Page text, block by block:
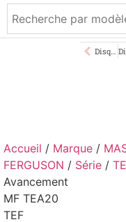
Accueil / Marque /
FERGUSON / Série /
Avancement
MF TEA20
TEF
Disque Avancement MF 825 130 …